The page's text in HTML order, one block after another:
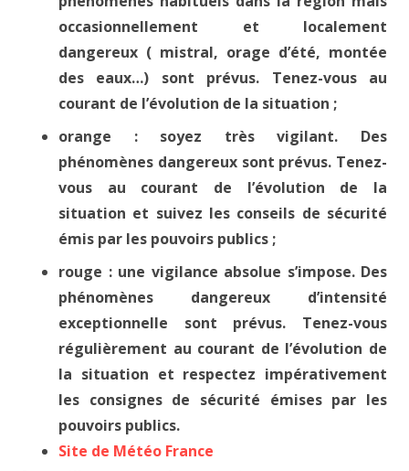
occasionnellement et localement
dangereux ( mistral, orage d’été, montée
des eaux…) sont prévus. Tenez-vous au
courant de l’évolution de la situation ;
orange : soyez très vigilant. Des
phénomènes dangereux sont prévus. Tenez-
vous au courant de l’évolution de la
situation et suivez les conseils de sécurité
émis par les pouvoirs publics ;
rouge : une vigilance absolue s’impose. Des
phénomènes dangereux d’intensité
exceptionnelle sont prévus. Tenez-vous
régulièrement au courant de l’évolution de
la situation et respectez impérativement
les consignes de sécurité émises par les
pouvoirs publics.
Site de Météo France